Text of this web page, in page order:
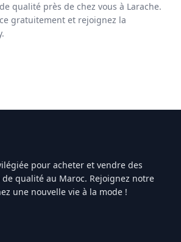
qualité près de chez vous à Larache.
gratuitement et rejoignez la
pour acheter et vendre des
qualité au Maroc. Rejoignez notre
une nouvelle vie à la mode !